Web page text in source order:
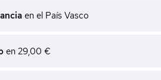
en el País Vasco
en 29,00 €